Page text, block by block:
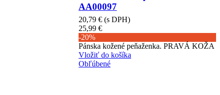
AA00097
20,79 € (s DPH)
25,99 €
-20%
Pánska kožené peňaženka. PRAVÁ KOŽA
Vložiť do košíka
Obľúbené